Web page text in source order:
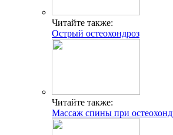
Читайте также:
Острый остеохондроз
Читайте также:
Массаж спины при